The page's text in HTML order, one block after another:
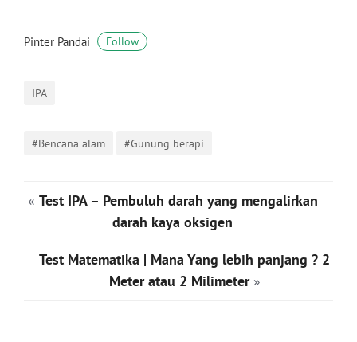
Pinter Pandai Follow
IPA
#Bencana alam #Gunung berapi
« Test IPA – Pembuluh darah yang mengalirkan
darah kaya oksigen
Test Matematika | Mana Yang lebih panjang ? 2
Meter atau 2 Milimeter»